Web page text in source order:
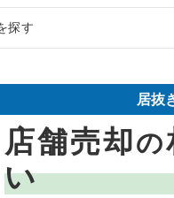
売却物件の案件一覧
き売却物件の案件一覧
き売却物件の案件一覧
売却物件の案件一覧
居抜き売却物件の案件一覧
理の居抜き売却物件の案件
き売却物件の案件一覧
んの居抜き売却物件の案件一
探す
の居抜き売却物件の案件一覧
売却物件の案件一覧
却物件の案件一覧
居抜
店舗売却の
い